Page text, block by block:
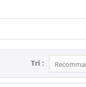
Tri :